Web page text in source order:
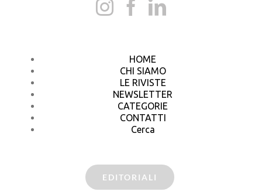
HOME
CHI SIAMO
LE RIVISTE
NEWSLETTER
CATEGORIE
CONTATTI
Cerca
EDITORIALI